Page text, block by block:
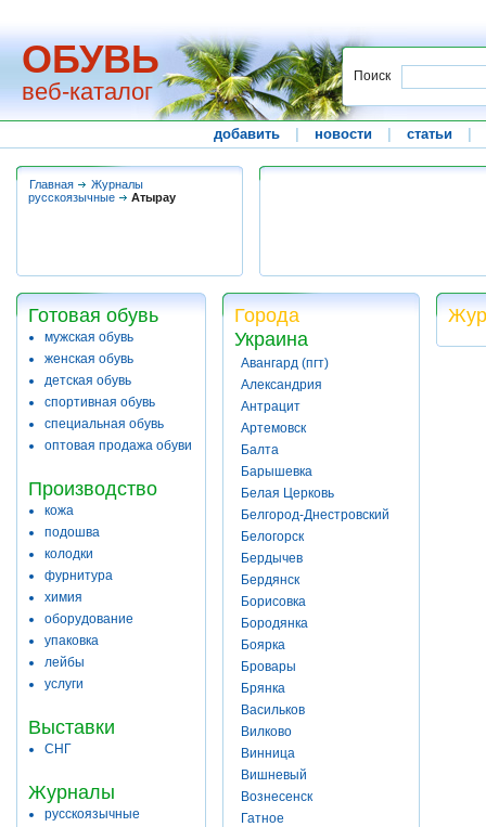
ОБУВЬ
веб-каталог
Поиск
добавить новости статьи
Главная
Журналы
русскоязычные
Атырау
Готовая обувь
мужская обувь
женская обувь
детская обувь
спортивная обувь
специальная обувь
оптовая продажа обуви
Производство
кожа
подошва
колодки
фурнитура
химия
оборудование
упаковка
лейбы
услуги
Выставки
СНГ
Журналы
русскоязычные
Города
Украина
Авангард (пгт)
Александрия
Антрацит
Артемовск
Балта
Барышевка
Белая Церковь
Белгород-Днестровский
Белогорск
Бердычев
Бердянск
Борисовка
Бородянка
Боярка
Бровары
Брянка
Васильков
Вилково
Винница
Вишневый
Вознесенск
Гатное